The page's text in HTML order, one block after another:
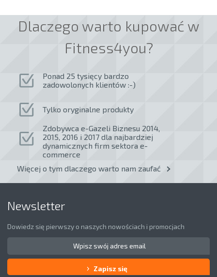
Dlaczego warto kupować w
Fitness4you?
Ponad 25 tysięcy bardzo
zadowolonych klientów :-)
Tylko oryginalne produkty
Zdobywca e-Gazeli Biznesu 2014,
2015, 2016 i 2017 dla najbardziej
dynamicznych firm sektora e-
commerce
Więcej o tym dlaczego warto nam zaufać
Newsletter
Dowiedz się pierwszy o naszych nowościach i promocjach
Zapisz się